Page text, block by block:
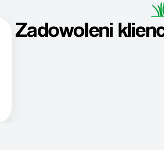
Zadowoleni